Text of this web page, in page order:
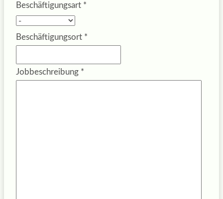
Beschäftigungsart *
Beschäftigungsort *
Jobbeschreibung *